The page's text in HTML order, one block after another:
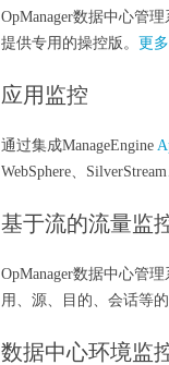
OpManager数据中心管
提供专用的操控版。 更
应用监控
通过集成ManageEngine
WebSphere、
基于流的流量监
OpManager数据中心管
用、源、目的、会话等的
数据中心环境监